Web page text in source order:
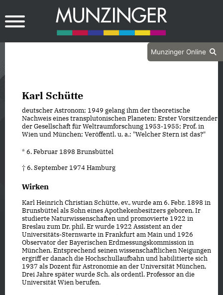
Munzinger Online
Karl Schütte
deutscher Astronom; 1949 gelang ihm der theoretische
Nachweis eines transplutonischen Planeten; Erster Vorsitzender
der Gesellschaft für Weltraumforschung 1953-1955; Prof. in
Wien und München; Veröffentl. u. a.: "Welcher Stern ist das?"
* 6. Februar 1898 Brunsbüttel
† 6. September 1974 Hamburg
Wirken
Karl Heinrich Christian Schütte, ev., wurde am 6. Febr. 1898 in
Brunsbüttel als Sohn eines Apothekenbesitzers geboren. Ir
studierte Naturwissenschaften und promovierte 1922 in
Breslau zum Dr. phil. Er wurde 1922 Assistent an der
Universitäts-Sternwarte in Frankfurt am Main und 1926
Observator der Bayerischen Erdmessungskommission in
München. Entsprechend seinen wissenschaftlichen Neigungen
ergriff er danach die Hochschullaufbahn und habilitierte sich
1937 als Dozent für Astronomie an der Universität München,
Drei Jahre später wurde Sch. als ordentl. Professor an die
Universität Wien berufen.